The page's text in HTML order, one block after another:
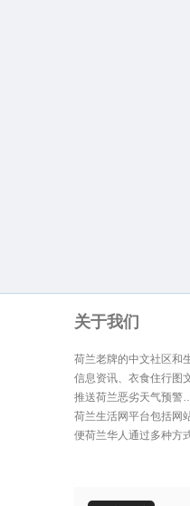
活
关于我们
荷兰老牌的中文社区和
信息资讯、衣食住行图
推送荷兰恶劣天气预警
荷兰生活网平台包括网
便荷兰华人通过多种方